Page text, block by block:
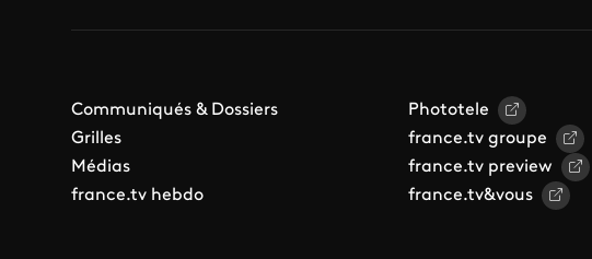
Communiqués & Dossiers
Grilles
Médias
france.tv hebdo
Phototele
france.tv groupe
france.tv preview
france.tv&vous